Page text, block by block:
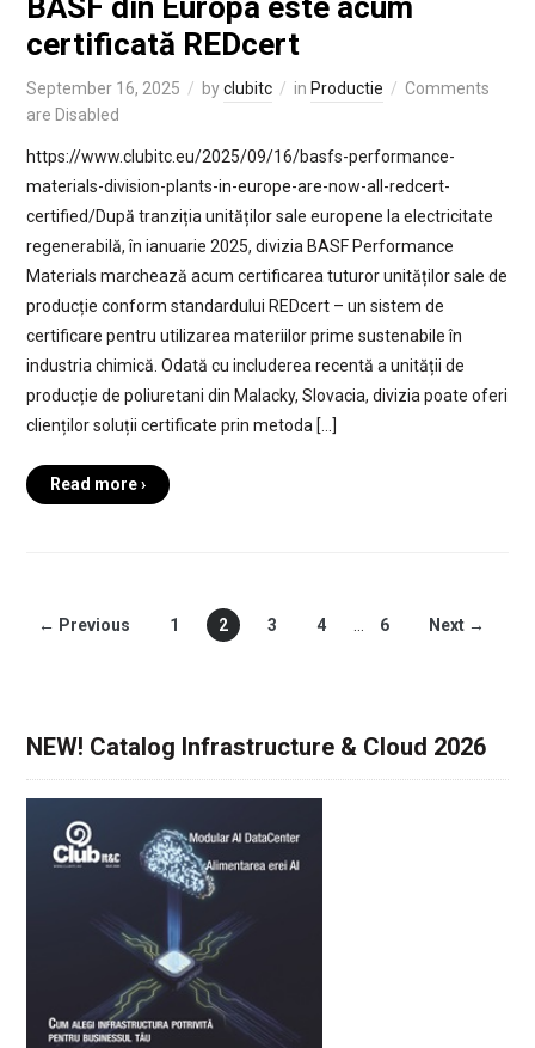
BASF din Europa este acum
certificată REDcert
September 16, 2025 byclubitc in Productie
Comments
are Disabled
https://www.clubitc.eu/2025/09/16/basfs-performance-
materials-division-plants-in-europe-are-now-all-redcert-
certified/După tranziția unităților sale europene la electricitate
regenerabilă, în ianuarie 2025, divizia BASF Performance
Materials marchează acum certificarea tuturor unităților sale de
producție conform standardului REDcert – un sistem de
certificare pentru utilizarea materiilor prime sustenabile în
industria chimică. Odată cu includerea recentă a unității de
producție de poliuretani din Malacky, Slovacia, divizia poate oferi
clienților soluții certificate prin metoda […]
Read more ›
← Previous 1 2 3 4 … 6 Next →
NEW! Catalog Infrastructure & Cloud 2026